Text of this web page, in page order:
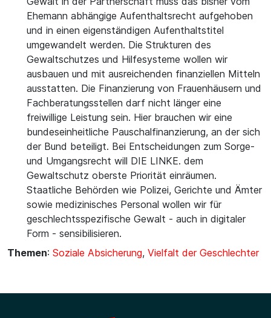
Ehemann abhängige Aufenthaltsrecht aufgehoben
und in einen eigenständigen Aufenthaltstitel
umgewandelt werden. Die Strukturen des
Gewaltschutzes und Hilfesysteme wollen wir
ausbauen und mit ausreichenden finanziellen Mitteln
ausstatten. Die Finanzierung von Frauenhäusern und
Fachberatungsstellen darf nicht länger eine
freiwillige Leistung sein. Hier brauchen wir eine
bundeseinheitliche Pauschalfinanzierung, an der sich
der Bund beteiligt. Bei Entscheidungen zum Sorge-
und Umgangsrecht will DIE LINKE. dem
Gewaltschutz oberste Priorität einräumen.
Staatliche Behörden wie Polizei, Gerichte und Ämter
sowie medizinisches Personal wollen wir für
geschlechtsspezifische Gewalt - auch in digitaler
Form - sensibilisieren.
Themen: Soziale Absicherung, Vielfalt der Geschlechter